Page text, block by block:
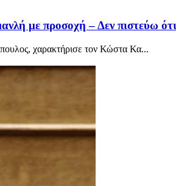
με προσοχή – Δεν πιστεύω
χαρακτήρισε τον Κώστα Κα...